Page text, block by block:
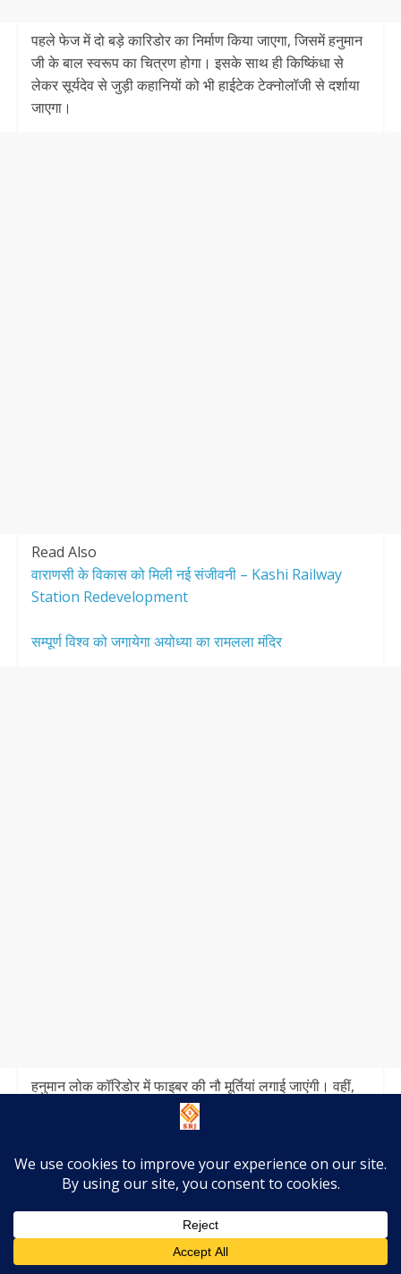
पहले फेज में दो बड़े कारिडोर का निर्माण किया जाएगा, जिसमें हनुमान
जी के बाल स्वरूप का चित्रण होगा। इसके साथ ही किष्किंधा से
लेकर सूर्यदेव से जुड़ी कहानियों को भी हाईटेक टेक्नोलॉजी से दर्शाया
जाएगा।
Read Also
वाराणसी के विकास को मिली नई संजीवनी – Kashi Railway
Station Redevelopment
सम्पूर्ण विश्व को जगायेगा अयोध्या का रामलला मंदिर
हनुमान लोक कॉरिडोर में फाइबर की नौ मूर्तियां लगाई जाएंगी। वहीं,
भक्तों की संख्या को देखते हुए पार्किंग स्थल का भी विस्तार होगा।
लगभग डेढ़ लाख स्क्वायर फीट में पार्किंग की व्यवस्था होगी।